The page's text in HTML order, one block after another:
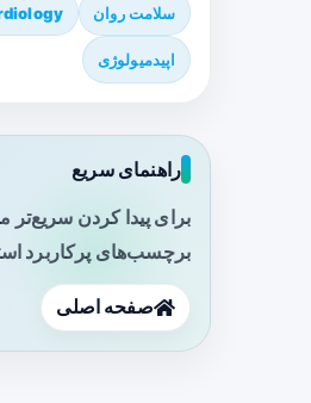
سلامت روان
اپیدمیولوژی
راهنمای سریع
برای پیدا کردن
برچسب‌های پرکاربرد
صفحه اصلی